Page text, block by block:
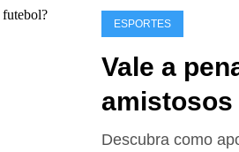
ESPORTES
Vale a
amistosos
Descubra como